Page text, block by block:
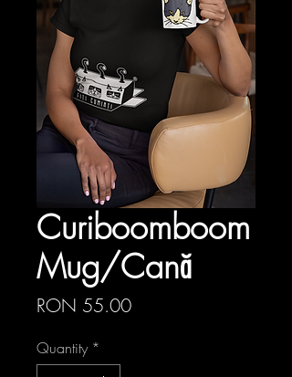
Curiboomboom
Mug/Cană
RON 55.00Price
Quantity *